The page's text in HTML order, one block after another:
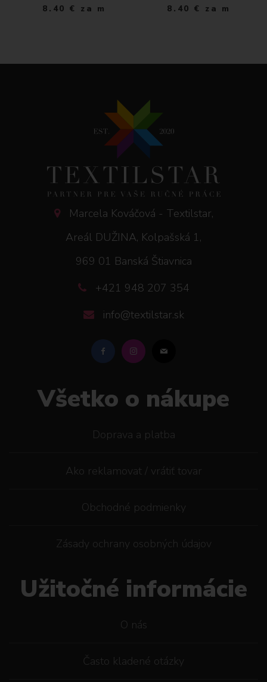
8.40 € za m 8.40 € za m
Marcela Kováčová - Textilstar,
Areál DUŽINA, Kolpašská 1,
969 01 Banská Štiavnica
+421 948 207 354
info@textilstar.sk
Všetko o nákupe
Doprava a platba
Ako reklamovat / vrátiť tovar
Obchodné podmienky
Zásady ochrany osobných údajov
Užitočné informácie
O nás
Často kladené otázky